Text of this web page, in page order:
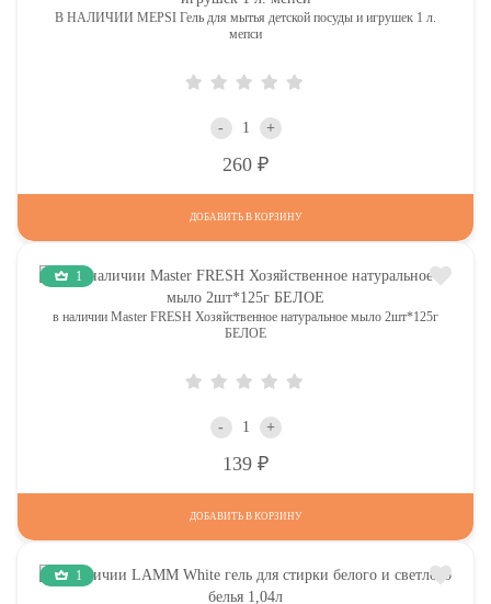
В НАЛИЧИИ MEPSI Гель для мытья детской посуды и игрушек 1 л.
мепси
- +
260
ДОБАВИТЬ В КОРЗИНУ
1
в наличии Master FRESH Хозяйственное натуральное мыло 2шт*125г
БЕЛОЕ
- +
139
ДОБАВИТЬ В КОРЗИНУ
1